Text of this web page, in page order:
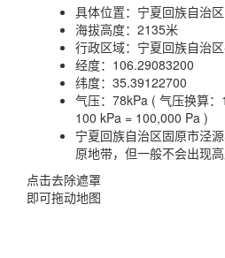
具体位置： 宁夏回族自治
海拔高度： 2135米
行政区域： 宁夏回族自治
经度： 106.29083200
纬度： 35.39122700
气压： 78kPa ( 气压换算
100 kPa = 100,000 Pa )
宁夏回族自治区固原市泾
原地带，但一般不会出现高
点击去除遮罩
即可拖动地图